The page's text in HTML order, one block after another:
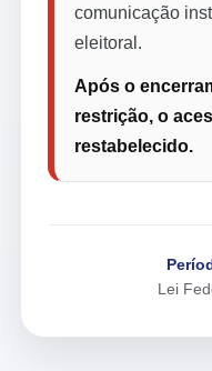
comunicação
eleitoral.
Após o
restrição, o
restabelecido.
Lei